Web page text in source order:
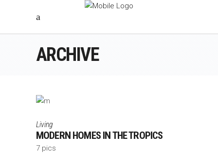
ARCHIVE
Living
MODERN HOMES IN THE TROPICS
7 pics